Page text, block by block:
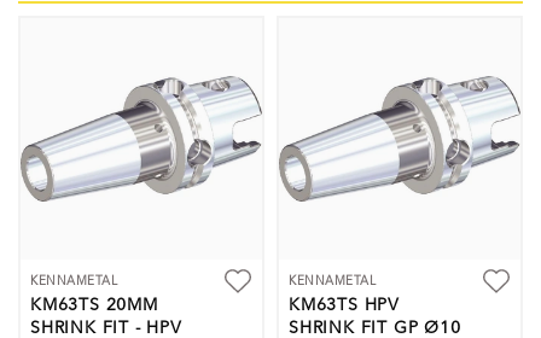
KENNAMETAL
KM63TS 20MM
SHRINK FIT - HPV
KENNAMETAL
KM63TS HPV
SHRINK FIT GP Ø10